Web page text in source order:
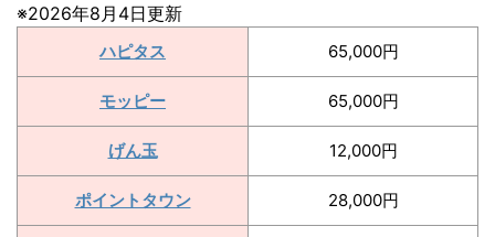
※2026年8月4日更新
ハピタス 65,000円
モッピー 65,000円
げん玉 12,000円
ポイントタウン 28,000円